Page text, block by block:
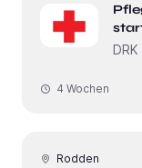
4 Wochen
Rodden